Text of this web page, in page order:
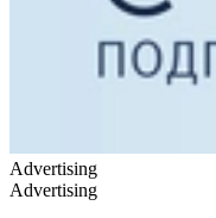
Advertising
Advertising